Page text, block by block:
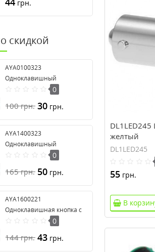
грн.
скидкой
AYA0100323
Одноклавишный
выключатель серия Anya
0
100грн. 30 грн.
AYA1400323
Одноклавишный
выключатель 16А серия
0
165грн. 50 грн.
AYA1600221
Одноклавишная кнопка с
подсветкой серии Anya
0
144грн. 43 грн.
DL1LED245
желтый
DL1LED245
55грн.
В